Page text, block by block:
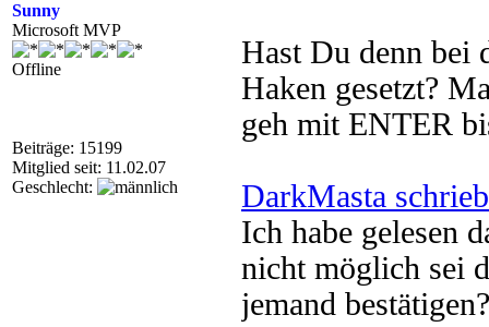
Sunny
Microsoft MVP
Offline
Beiträge: 15199
Mitglied seit: 11.02.07
Geschlecht:
Hast Du denn bei
Haken gesetzt?
geh mit ENTER
DarkMasta schrieb
Ich habe gelesen
nicht möglich sei
jemand bestätigen?